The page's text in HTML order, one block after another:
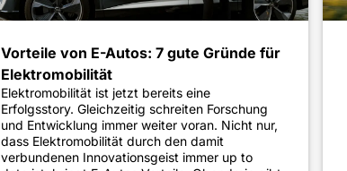
Vorteile von E-Autos: 7 gute Gründe für
Elektromobilität
Elektromobilität ist jetzt bereits eine
Erfolgsstory. Gleichzeitig schreiten Forschung
und Entwicklung immer weiter voran. Nicht nur,
dass Elektromobilität durch den damit
verbundenen Innovationsgeist immer up to